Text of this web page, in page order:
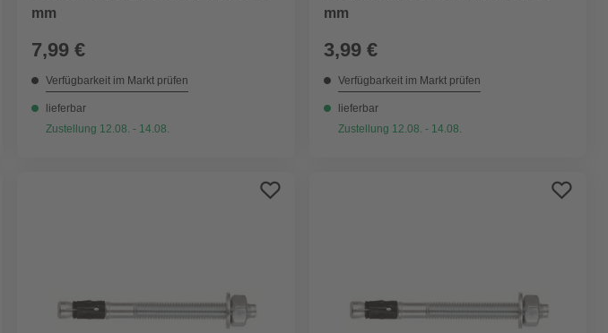
mm
7,99 €
Verfügbarkeit im Markt prüfen
lieferbar
Zustellung 12.08. - 14.08.
mm
3,99 €
Verfügbarkeit im Markt prüfen
lieferbar
Zustellung 12.08. - 14.08.